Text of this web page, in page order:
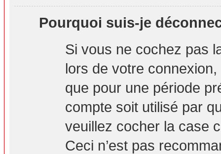
Pourquoi suis-je
Si vous ne cochez pas
lors de votre
que pour une période
compte soit utilisé par
veuillez cocher la case
Ceci n’est pas